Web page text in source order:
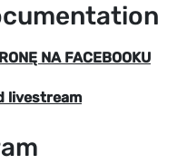
NA FACEBOOKU
livestream